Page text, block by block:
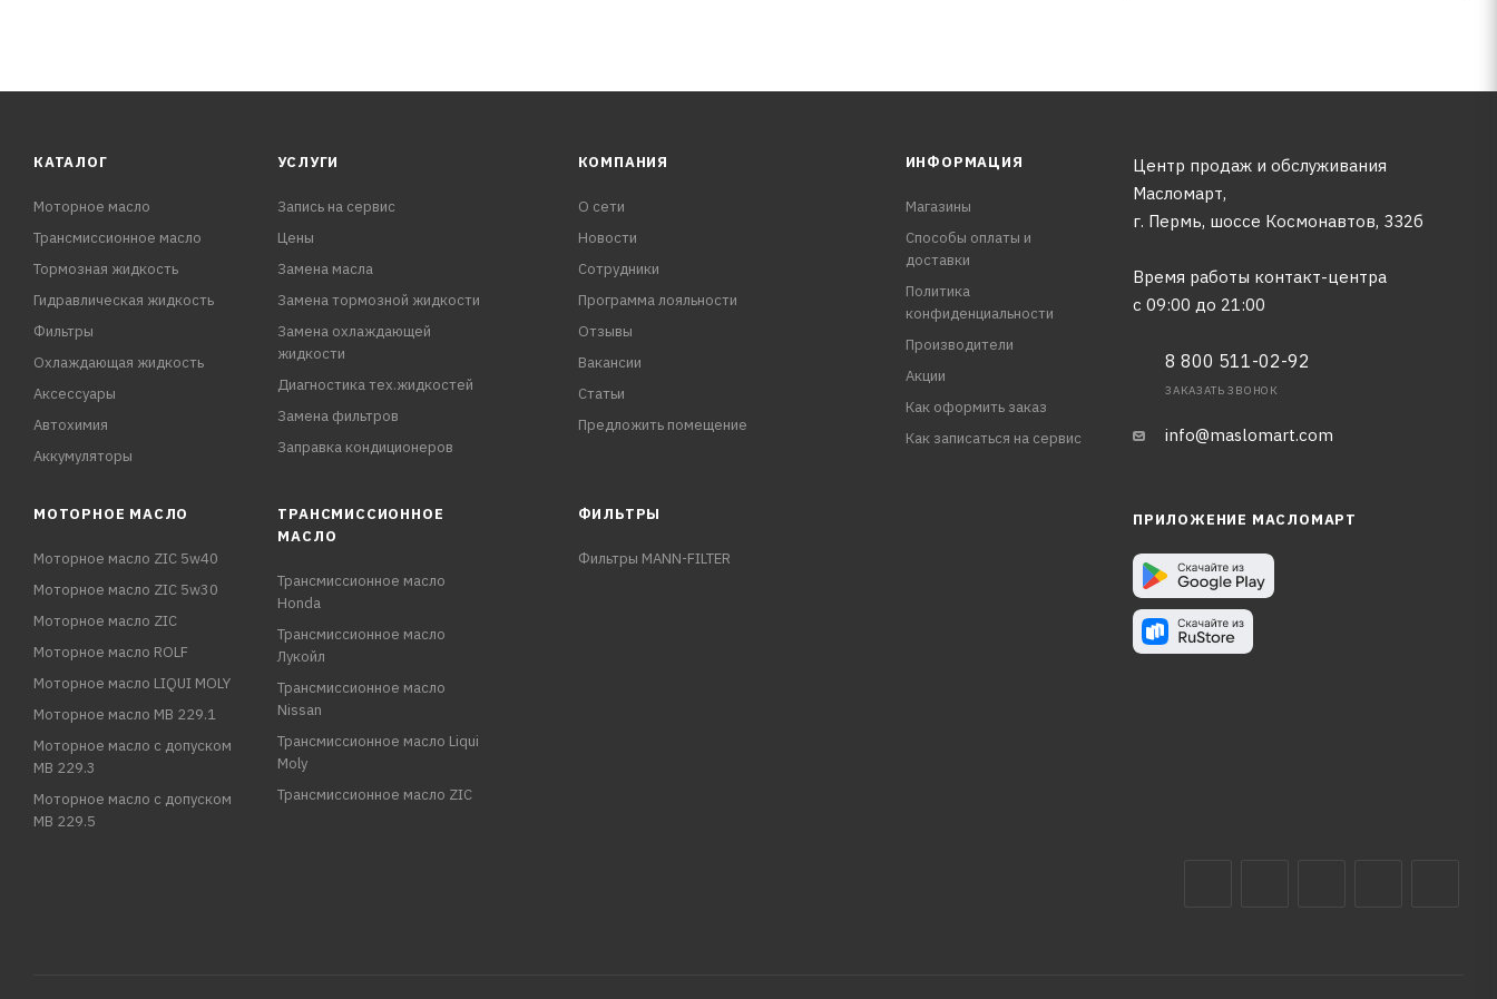
КАТАЛОГ
Моторное масло
Трансмиссионное масло
Тормозная жидкость
Гидравлическая жидкость
Фильтры
Охлаждающая жидкость
Аксессуары
Автохимия
Аккумуляторы
УСЛУГИ
Запись на сервис
Цены
Замена масла
Замена тормозной жидкости
Замена охлаждающей
жидкости
Диагностика тех.жидкостей
Замена фильтров
Заправка кондиционеров
КОМПАНИЯ
О сети
Новости
Сотрудники
Программа лояльности
Отзывы
Вакансии
Статьи
Предложить помещение
ИНФОРМАЦИЯ
Магазины
Способы оплаты и
доставки
Политика
конфиденциальности
Производители
Акции
Как оформить заказ
Как записаться на сервис
Центр продаж и обслуживания
Масломарт,
г. Пермь, шоссе Космонавтов, 332б
Время работы контакт-центра
с 09:00 до 21:00
8 800 511-02-92
ЗАКАЗАТЬ ЗВОНОК
info@maslomart.com
МОТОРНОЕ МАСЛО
Моторное масло ZIC 5w40
Моторное масло ZIC 5w30
Моторное масло ZIC
Моторное масло ROLF
Моторное масло LIQUI MOLY
Моторное масло MB 229.1
Моторное масло с допуском
MB 229.3
Моторное масло с допуском
MB 229.5
ТРАНСМИССИОННОЕ
МАСЛО
Трансмиссионное масло
Honda
Трансмиссионное масло
Лукойл
Трансмиссионное масло
Nissan
Трансмиссионное масло Liqui
Moly
Трансмиссионное масло ZIC
ФИЛЬТРЫ
Фильтры MANN-FILTER
ПРИЛОЖЕНИЕ МАСЛОМАРТ